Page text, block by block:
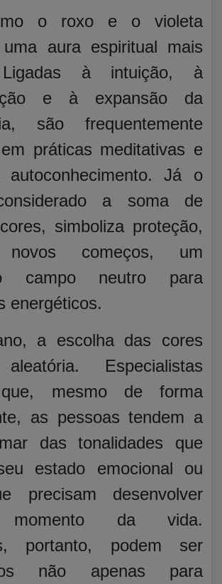
o roxo e o violeta
uma aura espiritual mais
Ligadas à intuição, à
e à expansão da
são frequentemente
práticas meditativas e
Já o
a soma de
simboliza proteção,
começos, um
campo neutro para
energéticos.
a escolha das cores
Especialistas
mesmo de forma
as pessoas tendem a
das tonalidades que
estado emocional ou
precisam desenvolver
momento da vida.
portanto, podem ser
não apenas para